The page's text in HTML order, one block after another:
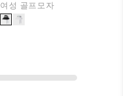
여성 골프모자